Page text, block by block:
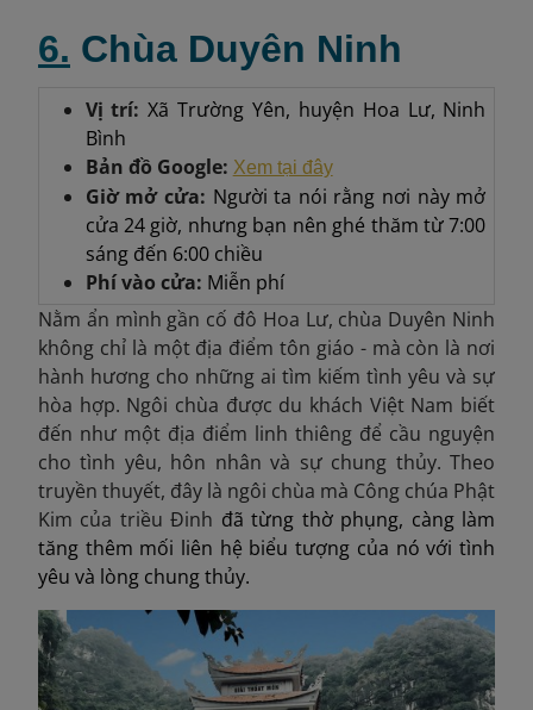
6. Chùa Duyên Ninh
Vị trí:Xã Trường Yên, huyện Hoa Lư, Ninh
Bình
Bản đồ Google: Xem tại đây
Giờ mở cửa: Người ta nói rằng nơi này mở
cửa 24 giờ, nhưng bạn nên ghé thăm từ 7:00
sáng đến 6:00 chiều
Phí vào cửa: Miễn phí
Nằm ẩn mình gần cố đô Hoa Lư, chùa Duyên Ninh
không chỉ là một địa điểm tôn giáo - mà còn là nơi
hành hương cho những ai tìm kiếm tình yêu và sự
hòa hợp. Ngôi chùa được du khách Việt Nam biết
đến như một địa điểm linh thiêng để cầu nguyện
cho tình yêu, hôn nhân và sự chung thủy. Theo
truyền thuyết, đây là ngôi chùa mà Công chúa Phật
Kim của triều Đinh đã từng thờ phụng, càng làm
tăng thêm mối liên hệ biểu tượng của nó với tình
yêu và lòng chung thủy.